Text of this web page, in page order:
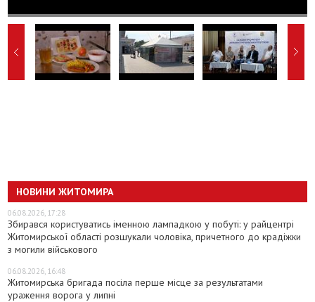
НОВИНИ ЖИТОМИРА
06.08.2026, 17:28
Збирався користуватись іменною лампадкою у побуті: у райцентрі
Житомирської області розшукали чоловіка, причетного до крадіжки
з могили військового
06.08.2026, 16:48
Житомирська бригада посіла перше місце за результатами
ураження ворога у липні